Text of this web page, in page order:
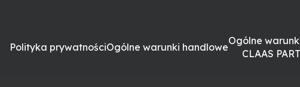
Polityka prywatnościOgólne warunki handlowe
Ogólne
CLAAS